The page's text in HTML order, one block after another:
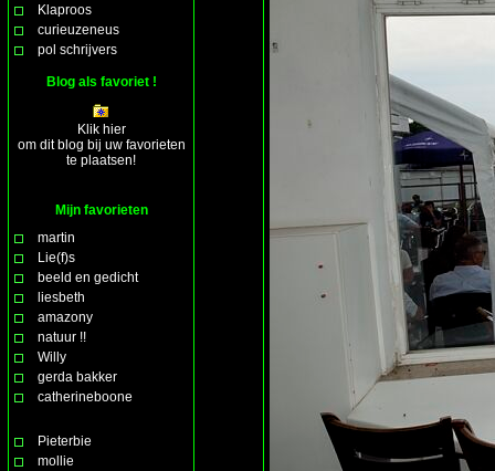
Klaproos
curieuzeneus
pol schrijvers
Blog als favoriet !
Klik hier
om dit blog bij uw favorieten
te plaatsen!
Mijn favorieten
martin
Lie(f)s
beeld en gedicht
liesbeth
amazony
natuur !!
Willy
gerda bakker
catherineboone
Pieterbie
mollie